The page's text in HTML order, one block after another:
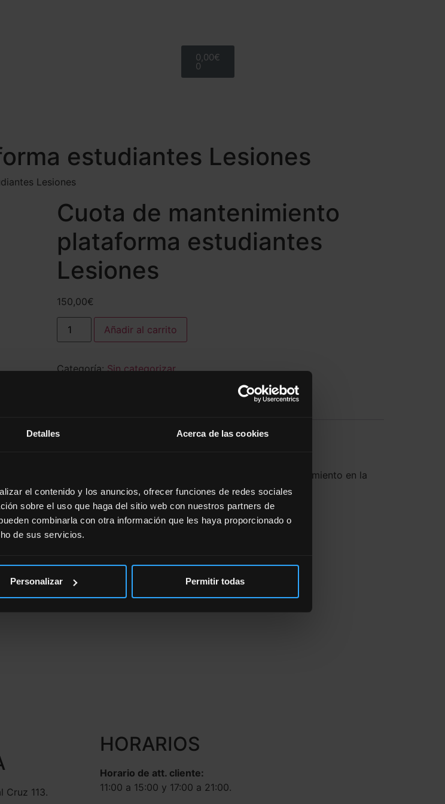
Detalles Acerca de las cookies
el contenido y los anuncios, ofrecer funciones de redes sociales
sobre el uso que haga del sitio web con nuestros partners de
combinarla con otra información que les haya proporcionado o
de sus servicios.
Personalizar Permitir todas
0,00€
0
estudiantes Lesiones
Lesiones
Cuota de mantenimiento
plataforma estudiantes
Lesiones
150,00€
Añadir al carrito
Categoría:Sin categorizar
próximo año a la plataforma de formación del curso de Entrenamiento en la
Cruz 113.
HORARIOS
Horario de att. cliente:
11:00 a 15:00 y 17:00 a 21:00.